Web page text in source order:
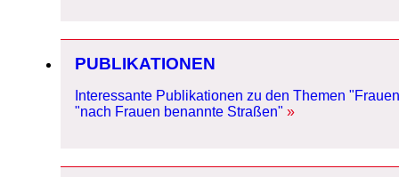
PUBLIKATIONEN
Interessante Publikationen zu den Themen
"nach Frauen benannte Straßen"